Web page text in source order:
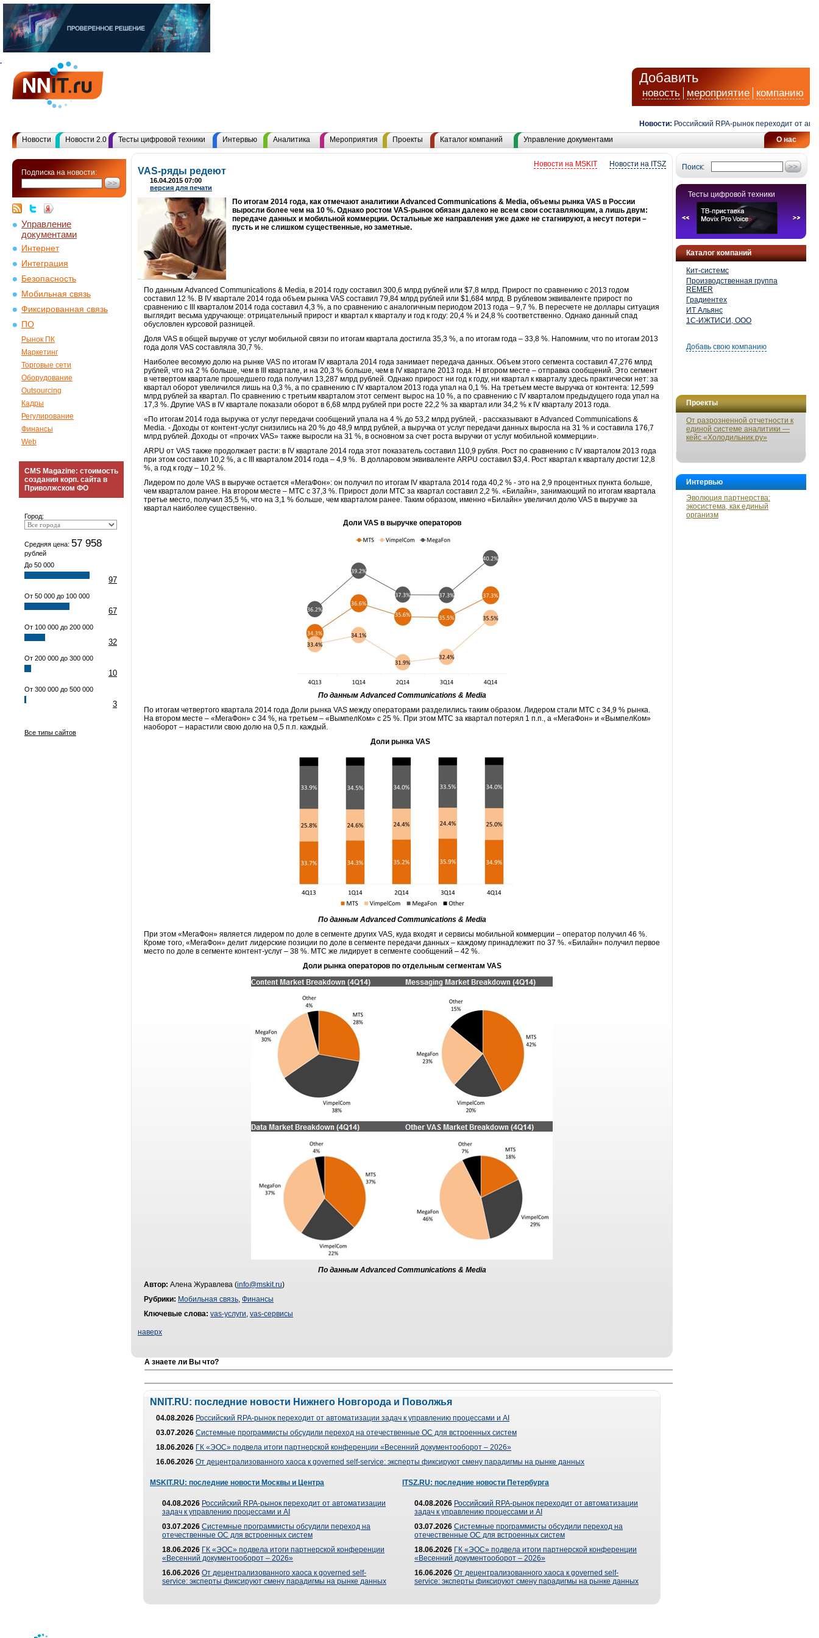
Добавить
новость мероприятие компанию
Новости: Российский RPA-рынок переходит от
О нас
Новости Новости 2.0 Тесты цифровой техники Интервью Аналитика Мероприятия Проекты Каталог компаний Управление документами
Подписка на новости:
Управление
документами
Интернет
Интеграция
Безопасность
Мобильная связь
Фиксированная связь
ПО
Рынок ПК
Маркетинг
Торговые сети
Оборудование
Outsourcing
Кадры
Регулирование
Финансы
Web
CMS Magazine: стоимость
создания корп. сайта в
Приволжском ФО
Город:
Средняя цена: 57 958
рублей
До 50 000
97
От 50 000 до 100 000
67
От 100 000 до 200 000
32
От 200 000 до 300 000
10
От 300 000 до 500 000
3
Все типы сайтов
Поиск:
Тесты цифровой техники
Каталог компаний
Кит-системс
Производственная группа
REMER
Градиентех
ИТ Альянс
1С-ИЖТИСИ, ООО
Добавь свою компанию
Проекты
От разрозненной отчетности к
единой системе аналитики —
кейс «Холодильник.ру»
Интервью
Эволюция партнерства:
экосистема, как единый
организм
Новости на ITSZ
Новости на MSKIT
VAS-ряды редеют
16.04.2015 07:00
версия для печати
По итогам 2014 года, как отмечают аналитики Advanced Communications & Media, объемы рынка VAS в России
выросли более чем на 10 %. Однако ростом VAS-рынок обязан далеко не всем свои составляющим, а лишь двум:
передаче данных и мобильной коммерции. Остальные же направления уже даже не стагнируют, а несут потери –
пусть и не слишком существенные, но заметные.
По данным Advanced Communications & Media, в 2014 году составил 300,6 млрд рублей или $7,8 млрд. Прирост по сравнению с 2013 годом
составил 12 %. В IV квартале 2014 года объем рынка VAS составил 79,84 млрд рублей или $1,684 млрд. В рублевом эквиваленте прирост по
сравнению с III кварталом 2014 года составил 4,3 %, а по сравнению с аналогичным периодом 2013 года – 9,7 %. В пересчете не доллары ситуация
выглядит весьма удручающе: отрицательный прирост и квартал к кварталу и год к году: 20,4 % и 24,8 % соответственно. Однако данный спад
обусловлен курсовой разницей.
Доля VAS в общей выручке от услуг мобильной связи по итогам квартала достигла 35,3 %, а по итогам года – 33,8 %. Напомним, что по итогам 2013
года доля VAS составляла 30,7 %.
Наиболее весомую долю на рынке VAS по итогам IV квартала 2014 года занимает передача данных. Объем этого сегмента составил 47,276 млрд
рублей, что на 2 % больше, чем в III квартале, и на 20,3 % больше, чем в IV квартале 2013 года. Н втором месте – отправка сообщений. Это сегмент
в четвертом квартале прошедшего года получил 13,287 млрд рублей. Однако прирост ни год к году, ни квартал к кварталу здесь практически нет: за
квартал оборот увеличился лишь на 0,3 %, а по сравнению с IV кварталом 2013 года упал на 0,1 %. На третьем месте выручка от контента: 12,599
млрд рублей за квартал. По сравнению с третьим кварталом этот сегмент вырос на 10 %, а по сравнению с IV кварталом предыдущего года упал на
17,3 %. Другие VAS в IV квартале показали оборот в 6,68 млрд рублей при росте 22,2 % за квартал или 34,2 % к IV кварталу 2013 года.
«По итогам 2014 года выручка от услуг передачи сообщений упала на 4 % до 53,2 млрд рублей, - рассказывают в Advanced Communications &
Media. - Доходы от контент-услуг снизились на 20 % до 48,9 млрд рублей, а выручка от услуг передачи данных выросла на 31 % и составила 176,7
млрд рублей. Доходы от «прочих VAS» также выросли на 31 %, в основном за счет роста выручки от услуг мобильной коммерции».
ARPU от VAS также продолжает расти: в IV квартале 2014 года этот показатель составил 110,9 рубля. Рост по сравнению с IV кварталом 2013 года
при этом составил 10,2 %, а с III кварталом 2014 года – 4,9 %. В долларовом эквиваленте ARPU составил $3,4. Рост квартал к кварталу достиг 12,8
%, а год к году – 10,2 %.
Лидером по доле VAS в выручке остается «МегаФон»: он получил по итогам IV квартала 2014 года 40,2 % - это на 2,9 процентных пункта больше,
чем кварталом ранее. На втором месте – МТС с 37,3 %. Прирост доли МТС за квартал составил 2,2 %. «Билайн», занимающий по итогам квартала
третье место, получил 35,5 %, что на 3,1 % больше, чем кварталом ранее. Таким образом, именно «Билайн» увеличил долю VAS в выручке за
квартал наиболее существенно.
Доли VAS в выручке операторов
ПоданнымAdvanced Communications & Media
По итогам четвертого квартала 2014 года Доли рынка VAS между операторами разделились таким образом. Лидером стали МТС с 34,9 % рынка.
На втором месте – «МегаФон» с 34 %, на третьем – «ВымпелКом» с 25 %. При этом МТС за квартал потерял 1 п.п., а «МегаФон» и «ВымпелКом»
наоборот – нарастили свою долю на 0,5 п.п. каждый.
Доли рынка VAS
По данным AdvancedCommunications & Media
При этом «МегаФон» является лидером по доле в сегменте других VAS, куда входят и сервисы мобильной коммерции – оператор получил 46 %.
Кроме того, «МегаФон» делит лидерские позиции по доле в сегменте передачи данных – каждому принадлежит по 37 %. «Билайн» получил первое
место по доле в сегменте контент-услуг – 38 %. МТС же лидирует в сегменте сообщений – 42 %.
Доли рынка операторов по отдельным сегментам VAS
По данным AdvancedCommunications & Media
Автор: Алена Журавлева (info@mskit.ru)
Рубрики: Мобильная связь, Финансы
Ключевые слова: vas-услуги, vas-сервисы
наверх
А знаете ли Вы что?
NNIT.RU: последние новости Нижнего Новгорода и Поволжья
04.08.2026 Российский RPA-рынок переходит от автоматизации задач к управлению процессами и AI
03.07.2026 Системные программисты обсудили переход на отечественные ОС для встроенных систем
18.06.2026 ГК «ЭОС» подвела итоги партнерской конференции «Весенний документооборот – 2026»
16.06.2026 От децентрализованного хаоса к governed self-service: эксперты фиксируют смену парадигмы на рынке данных
MSKIT.RU: последние новости Москвы и Центра
04.08.2026 Российский RPA-рынок переходит от автоматизации
задач к управлению процессами и AI
03.07.2026 Системные программисты обсудили переход на
отечественные ОС для встроенных систем
18.06.2026 ГК «ЭОС» подвела итоги партнерской конференции
«Весенний документооборот – 2026»
16.06.2026 От децентрализованного хаоса к governed self-
service: эксперты фиксируют смену парадигмы на рынке данных
ITSZ.RU: последние новости Петербурга
04.08.2026 Российский RPA-рынок переходит от автоматизации
задач к управлению процессами и AI
03.07.2026 Системные программисты обсудили переход на
отечественные ОС для встроенных систем
18.06.2026 ГК «ЭОС» подвела итоги партнерской конференции
«Весенний документооборот – 2026»
16.06.2026 От децентрализованного хаоса к governed self-
service: эксперты фиксируют смену парадигмы на рынке данных